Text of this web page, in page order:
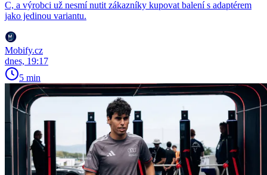
C, a výrobci už nesmí nutit zákazníky kupovat balení s adaptérem
jako jedinou variantu.
Mobify.cz
dnes, 19:17
5 min